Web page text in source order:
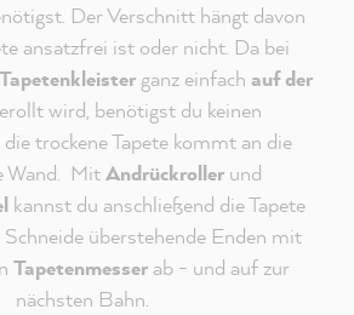
Der Verschnitt hängt davon
ansatzfrei ist oder nicht. Da bei
Tapetenkleister ganz einfach auf der
wird, benötigst du keinen
trockene Tapete kommt an die
Wand. MitAndrückroller und
kannst du anschließend die Tapete
überstehende Enden mit
Tapetenmesserab - und auf zur
nächsten Bahn.